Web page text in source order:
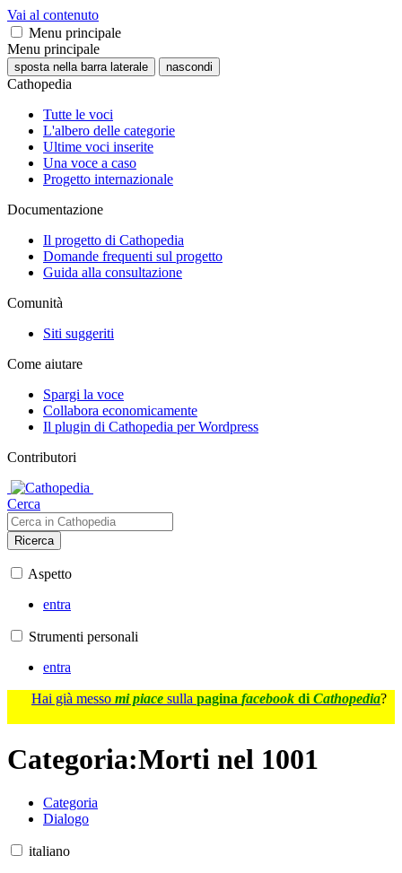
Vai al contenuto
Menu principale
Menu principale
sposta nella barra laterale nascondi
Cathopedia
Tutte le voci
L'albero delle categorie
Ultime voci inserite
Una voce a caso
Progetto internazionale
Documentazione
Il progetto di Cathopedia
Domande frequenti sul progetto
Guida alla consultazione
Comunità
Siti suggeriti
Come aiutare
Spargi la voce
Collabora economicamente
Il plugin di Cathopedia per Wordpress
Contributori
Cerca
Ricerca
Aspetto
entra
Strumenti personali
entra
Hai già messo mi piace sulla pagina facebook di Cathopedia?
Categoria:Morti nel 1001
Categoria
Dialogo
italiano